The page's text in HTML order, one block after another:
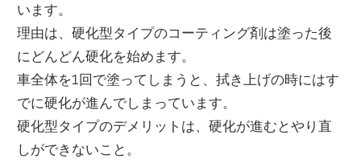
います。
理由は、硬化型タイプのコーティング剤は塗った後
にどんどん硬化を始めます。
車全体を1回で塗ってしまうと、拭き上げの時にはす
でに硬化が進んでしまっています。
硬化型タイプのデメリットは、硬化が進むとやり直
しができないこと。